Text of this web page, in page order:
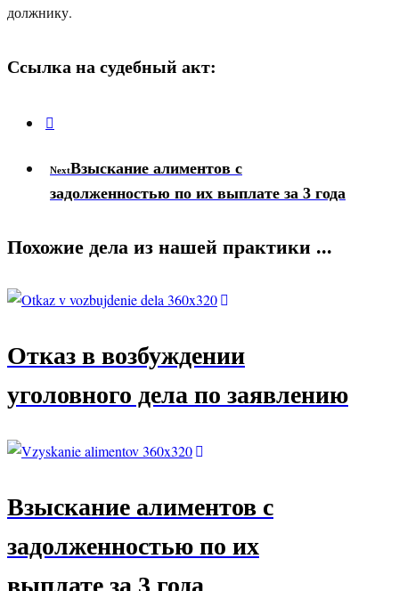
должнику.
Ссылка на судебный акт:
NextВзыскание алиментов с
задолженностью по их выплате за 3 года
Похожие дела из нашей практики ...
Отказ в возбуждении
уголовного дела по заявлению
Взыскание алиментов с
задолженностью по их
выплате за 3 года